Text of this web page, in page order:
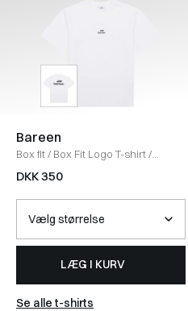
Bareen
Box fit/ Box Fit Logo T-shirt/
WHITE
DKK 350
LÆG I KURV
Se alle t-shirts